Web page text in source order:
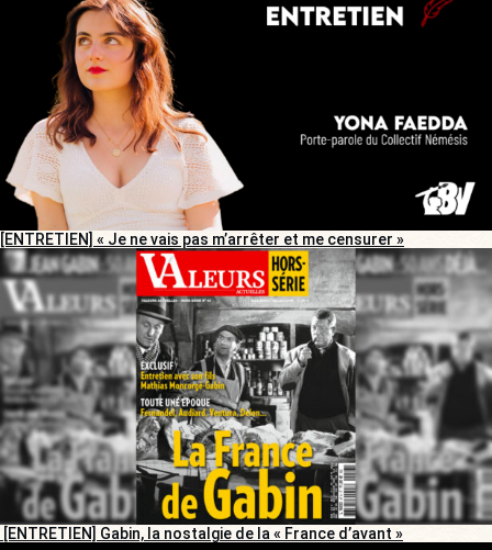
[ENTRETIEN] « Je ne vais pas m’arrêter et me censurer »
[ENTRETIEN] Gabin, la nostalgie de la « France d’avant »